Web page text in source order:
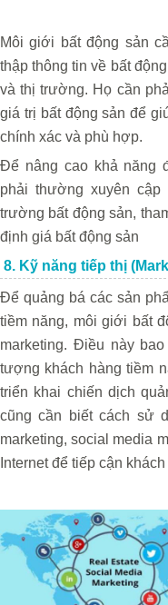
Môi giới bất động sản
thập thông tin về bất
và thị trường. Họ cần
giá trị bất động sản để
chính xác và phù hợp.
Để nâng cao khả năng
phải thường xuyên
trường bất động sản,
định giá bất động sản
8. Kỹ năng tiếp thị
Để quảng bá các sản
tiềm năng, môi giới bất
marketing. Điều này
tượng khách hàng tiềm
triển khai chiến dịch
cũng cần biết cách sử
marketing, social media
Internet để tiếp cận